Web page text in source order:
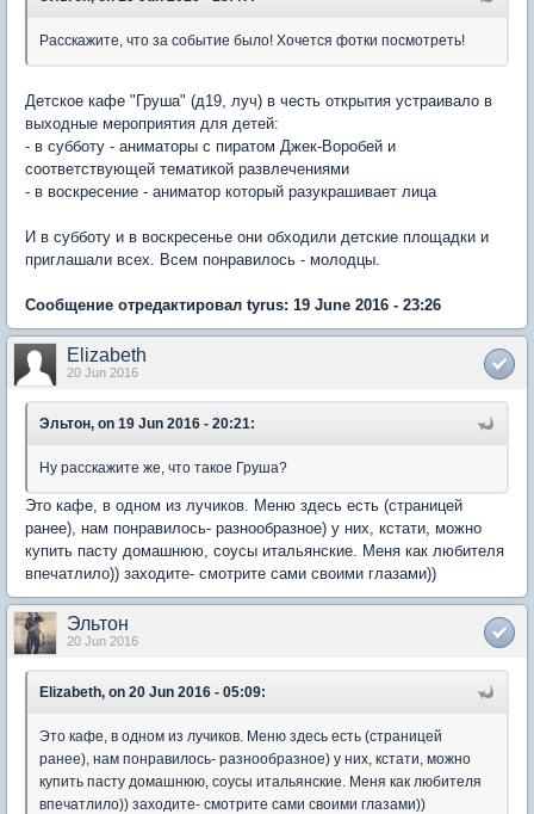
Расскажите, что за событие было! Хочется фотки посмотреть!
Детское кафе "Груша" (д19, луч) в честь открытия устраивало в
выходные мероприятия для детей:
- в субботу - аниматоры с пиратом Джек-Воробей и
соответствующей тематикой развлечениями
- в воскресение - аниматор который разукрашивает лица
И в субботу и в воскресенье они обходили детские площадки и
приглашали всех. Всем понравилось - молодцы.
Сообщение отредактировал tyrus: 19 June 2016 - 23:26
Elizabeth
20 Jun 2016
Эльтон, on 19 Jun 2016 - 20:21:
Ну расскажите же, что такое Груша?
Это кафе, в одном из лучиков. Меню здесь есть (страницей
ранее), нам понравилось- разнообразное) у них, кстати, можно
купить пасту домашнюю, соусы итальянские. Меня как любителя
впечатлило)) заходите- смотрите сами своими глазами))
Эльтон
20 Jun 2016
Elizabeth, on 20 Jun 2016 - 05:09:
Это кафе, в одном из лучиков. Меню здесь есть (страницей
ранее), нам понравилось- разнообразное) у них, кстати, можно
купить пасту домашнюю, соусы итальянские. Меня как любителя
впечатлило)) заходите- смотрите сами своими глазами))